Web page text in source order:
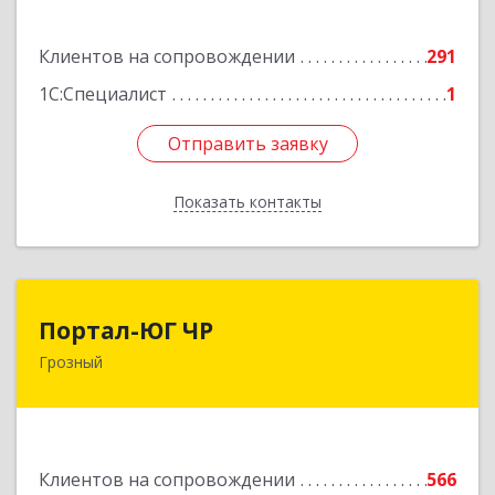
Клиентов на сопровождении
291
1С:Специалист
1
Отправить заявку
Показать контакты
Подробнее
Отправить заявку
Назад
Портал-ЮГ ЧР
Грозный
Клиентов на сопровождении
566
364906, Чеченская Респ, Грозный г, Путина пр-